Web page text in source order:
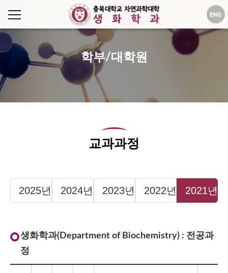
학부/대학원
교과과정
2025년 2024년 2023년 2022년 2021년
생화학과(Department of Biochemistry) : 전공과
정